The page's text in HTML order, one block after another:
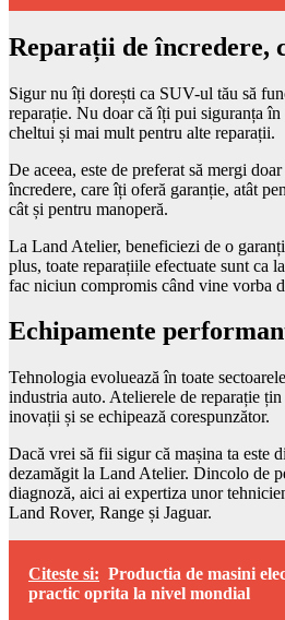
Reparații de încredere,
Sigur nu îți dorești ca SUV-ul tău să
reparație. Nu doar că îți pui siguranța
cheltui și mai mult pentru alte reparații.
De aceea, este de preferat să mergi
încredere, care îți oferă garanție, atât
cât și pentru manoperă.
La Land Atelier, beneficiezi de o
plus, toate reparațiile efectuate sunt ca
fac niciun compromis când vine vorba
Echipamente
Tehnologia evoluează în toate
industria auto. Atelierele de reparație
inovații și se echipează corespunzător.
Dacă vrei să fii sigur că mașina ta este
dezamăgit la Land Atelier. Dincolo de
diagnoză, aici ai expertiza unor
Land Rover, Range și Jaguar.
Citeste si: Productia de masini
practic oprita la nivel mondial